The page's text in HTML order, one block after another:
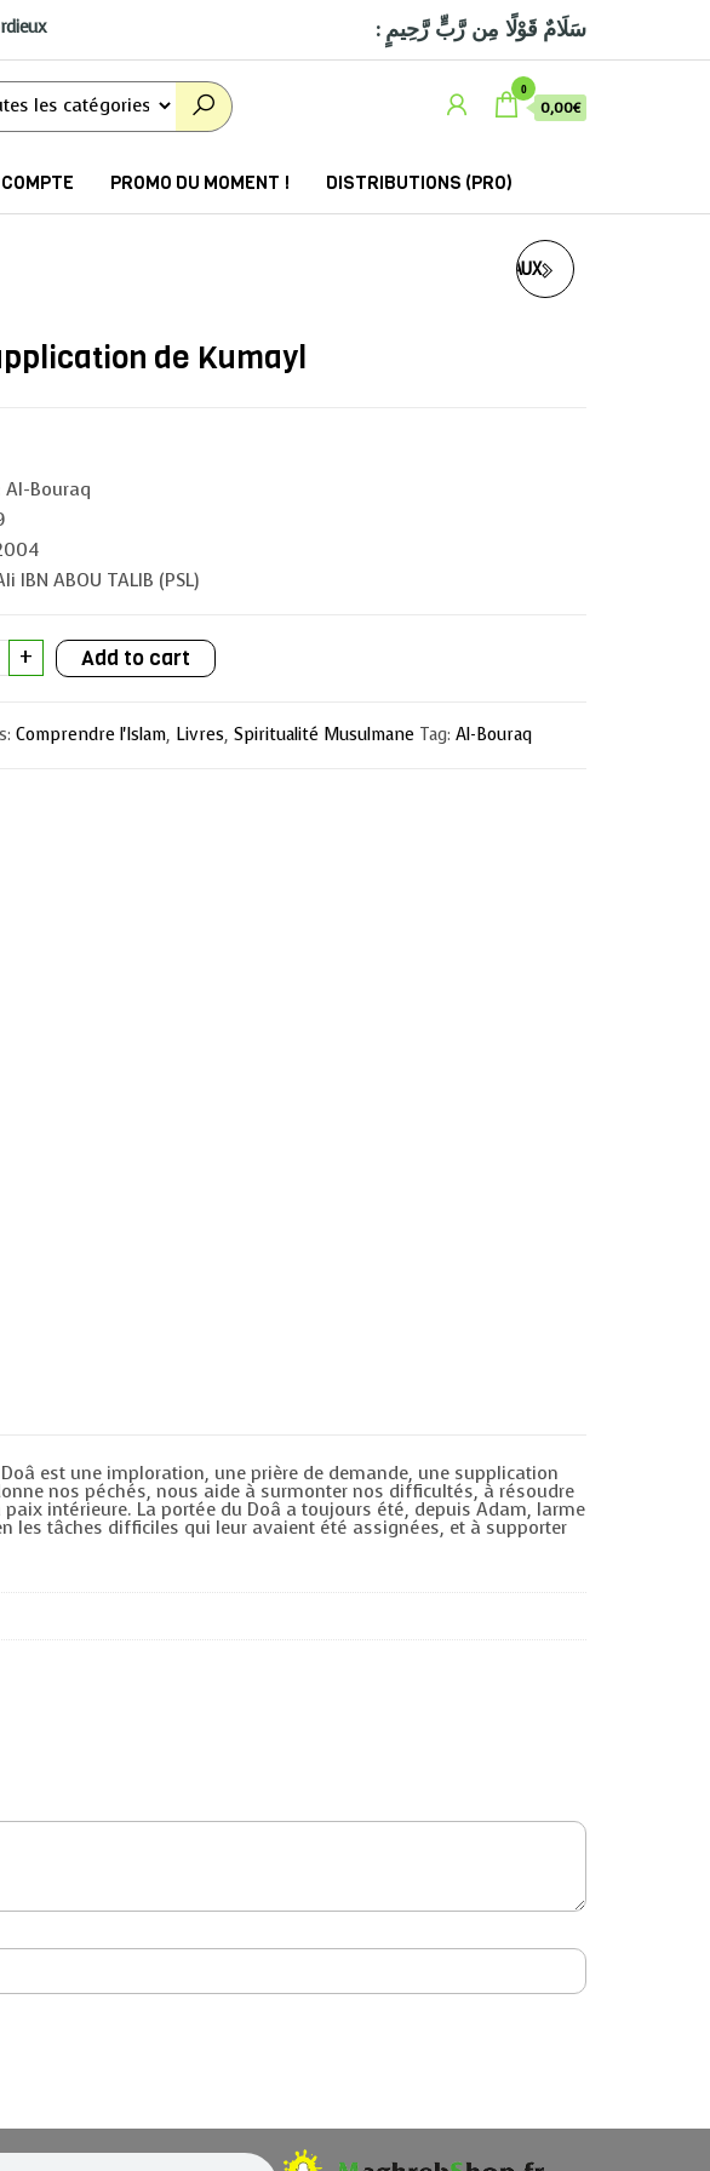
: سَلَامٌ قَوْلًا مِن رَّبٍّ رَّحِيمٍ
0
0,00€
PROMO DU MOMENT ! DISTRIBUTIONS (PRO)
LES 10 PÉCHÉS CAPITAUX
de Kumayl
Bouraq
IBN ABOU TALIB (PSL)
+ Add to cart
Comprendre l'Islam, Livres, Spiritualité Musulmane Tag: Al-Bouraq
est une imploration, une prière de demande, une supplication
nos péchés, nous aide à surmonter nos difficultés, à résoudre
intérieure. La portée du Doâ a toujours été, depuis Adam, larme
les tâches difficiles qui leur avaient été assignées, et à supporter